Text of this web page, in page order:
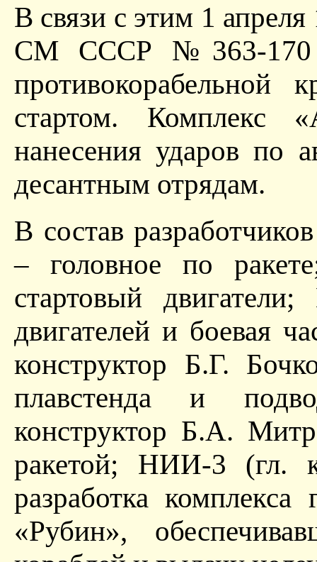
В связи с этим 1
СМ СССР №363-170
противокорабельной
стартом. Комплекс
нанесения ударов по
десантным отрядам.
В состав
– головное по
стартовый
двигателей и боевая
конструктор Б.Г.
плавстенда и
конструктор Б.А.
ракетой; НИИ-3 (гл.
разработка комплекса
«Рубин»,